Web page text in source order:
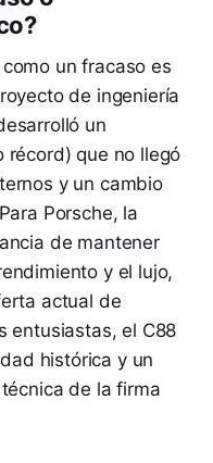
un fracaso es
de ingeniería
un
récord) que no llegó
y un cambio
Porsche, la
de mantener
y el lujo,
actual de
entusiastas, el C88
histórica y un
de la firma